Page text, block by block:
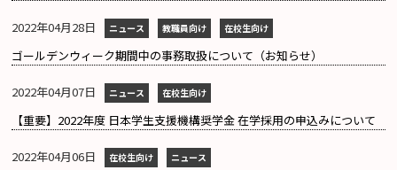
2022年04月28日 ニュース 教職員向け 在校生向け
ゴールデンウィーク期間中の事務取扱について（お知らせ）
2022年04月07日 ニュース 在校生向け
【重要】2022年度 日本学生支援機構奨学金 在学採用の申込みについて
2022年04月06日 在校生向け ニュース